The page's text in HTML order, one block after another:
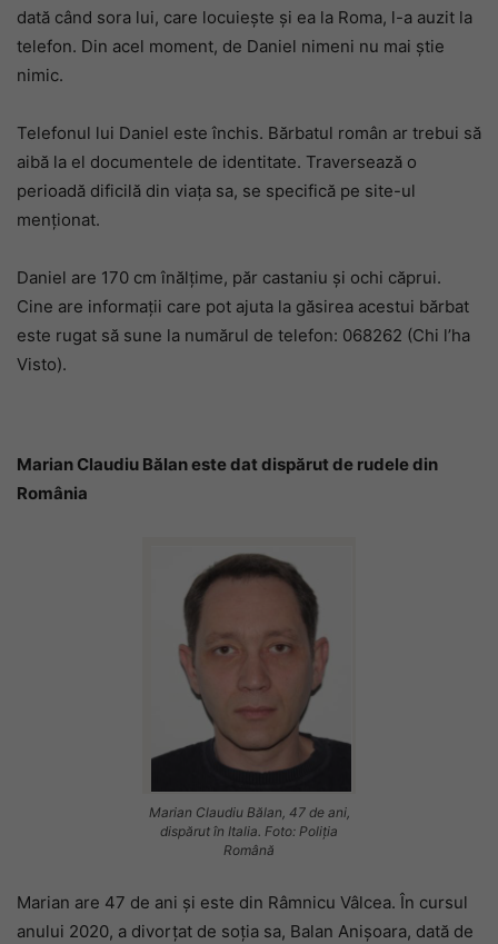
dată când sora lui, care locuiește și ea la Roma, l-a auzit la
telefon. Din acel moment, de Daniel nimeni nu mai știe
nimic.
Telefonul lui Daniel este închis. Bărbatul român ar trebui să
aibă la el documentele de identitate. Traversează o
perioadă dificilă din viața sa, se specifică pe site-ul
menționat.
Daniel are 170 cm înălțime, păr castaniu și ochi căprui.
Cine are informații care pot ajuta la găsirea acestui bărbat
este rugat să sune la numărul de telefon: 068262 (Chi l’ha
Visto).
Marian Claudiu Bălan este dat dispărut de rudele din
România
Marian Claudiu Bălan, 47 de ani,
dispărut în Italia. Foto: Poliția
Română
Marian are 47 de ani și este din Râmnicu Vâlcea. În cursul
anului 2020, a divorțat de soția sa, Balan Anișoara, dată de